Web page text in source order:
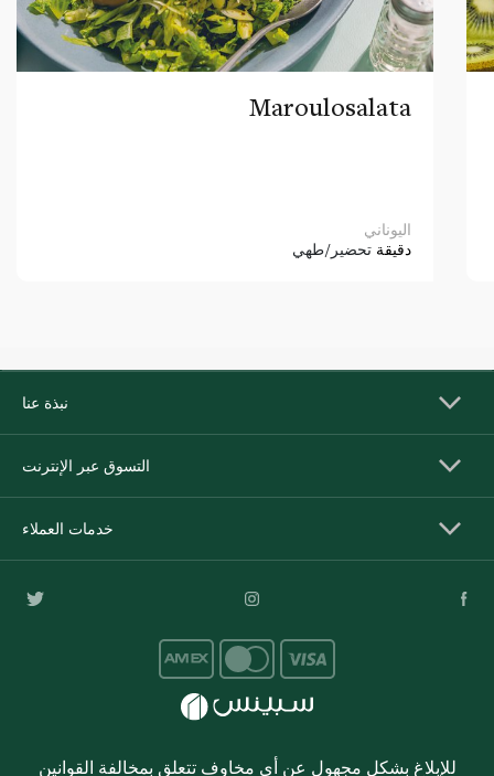
Maroulosalata
اليوناني
دقيقة تحضير/طهي
نبذة عنا
التسوق عبر الإنترنت
خدمات العملاء
للإبلاغ بشكل مجهول عن أي مخاوف تتعلق بمخالفة القوانين